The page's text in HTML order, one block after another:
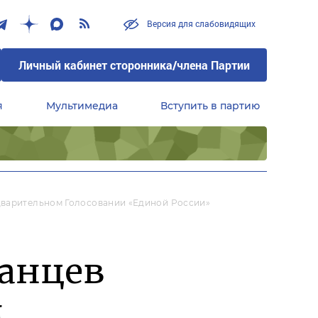
Версия для слабовидящих
Личный кабинет сторонника/члена Партии
Мультимедиа Вступить в партию
Голосовании «Единой России»